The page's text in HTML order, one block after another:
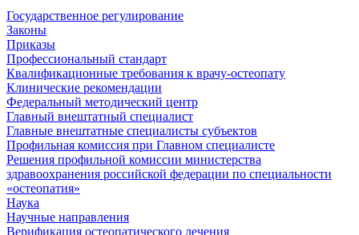
Государственное регулирование
Законы
Приказы
Профессиональный стандарт
Квалификационные требования к врачу-остеопату
Клинические рекомендации
Федеральный методический центр
Главный внештатный специалист
Главные внештатные специалисты субъектов
Профильная комиссия при Главном специалисте
Решения профильной комиссии министерства
здравоохранения российской федерации по специальности
«остеопатия»
Наука
Научные направления
Верификация остеопатического лечения